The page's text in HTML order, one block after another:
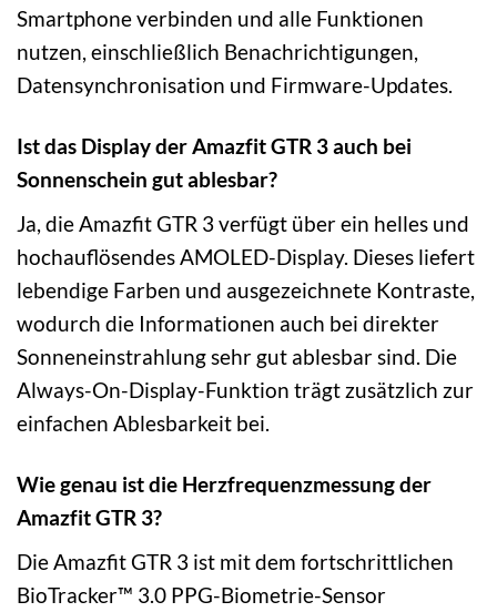
Smartphone verbinden und alle Funktionen
nutzen, einschließlich Benachrichtigungen,
Datensynchronisation und Firmware-Updates.
Ist das Display der Amazfit GTR 3 auch bei
Sonnenschein gut ablesbar?
Ja, die Amazfit GTR 3 verfügt über ein helles und
hochauflösendes AMOLED-Display. Dieses liefert
lebendige Farben und ausgezeichnete Kontraste,
wodurch die Informationen auch bei direkter
Sonneneinstrahlung sehr gut ablesbar sind. Die
Always-On-Display-Funktion trägt zusätzlich zur
einfachen Ablesbarkeit bei.
Wie genau ist die Herzfrequenzmessung der
Amazfit GTR 3?
Die Amazfit GTR 3 ist mit dem fortschrittlichen
BioTracker™ 3.0 PPG-Biometrie-Sensor